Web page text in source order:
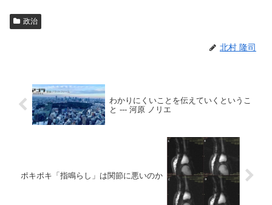
政治
北村 隆司
わかりにくいことを伝えていくというこ
と --- 河原 ノリエ
ポキポキ「指鳴らし」は関節に悪いのか